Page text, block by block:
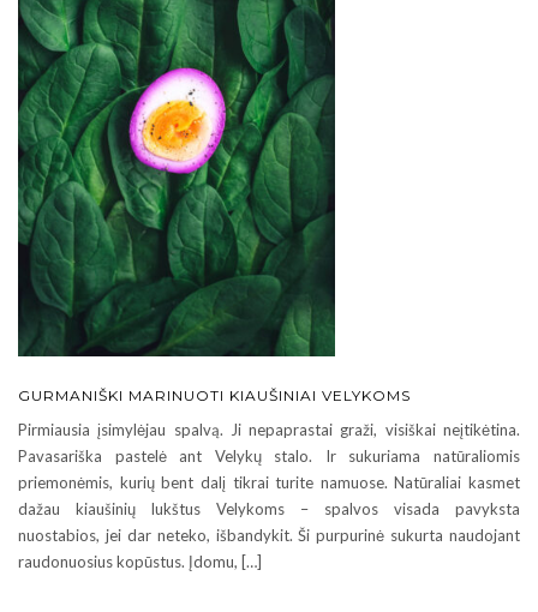
GURMANIŠKI MARINUOTI KIAUŠINIAI VELYKOMS
Pirmiausia įsimylėjau spalvą. Ji nepaprastai graži, visiškai neįtikėtina.
Pavasariška pastelė ant Velykų stalo. Ir sukuriama natūraliomis
priemonėmis, kurių bent dalį tikrai turite namuose. Natūraliai kasmet
dažau kiaušinių lukštus Velykoms – spalvos visada pavyksta
nuostabios, jei dar neteko, išbandykit. Ši purpurinė sukurta naudojant
raudonuosius kopūstus. Įdomu, […]